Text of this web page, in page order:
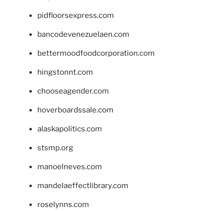
pidfloorsexpress.com
bancodevenezuelaen.com
bettermoodfoodcorporation.com
hingstonnt.com
chooseagender.com
hoverboardssale.com
alaskapolitics.com
stsmp.org
manoelneves.com
mandelaeffectlibrary.com
roselynns.com